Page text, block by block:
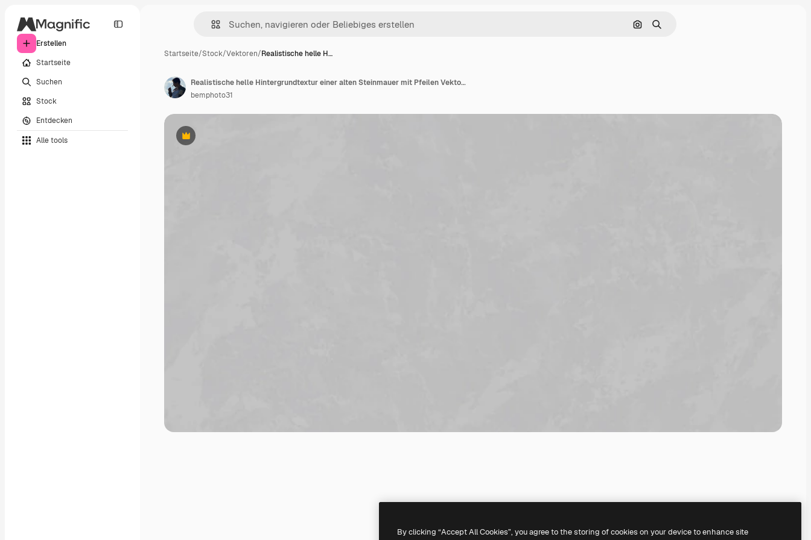
Erstellen
Startseite
Suchen
Stock
Entdecken
Alle tools
Nach Bild suchen
Suchen
Startseite/Stock/Vektoren/Realistische helle H…
Premium
Realistische helle Hintergrundtextur einer alten Steinmauer mit Pfeilen Vektorillustration
bemphoto31
By clicking “Accept All Cookies”, you agree to the storing of cookies on your device to enhance site